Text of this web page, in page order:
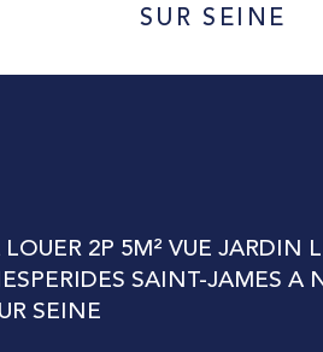
SUR SEINE
LOUER 2P 5M² VUE JARDIN
SAINT-JAMES A
SEINE